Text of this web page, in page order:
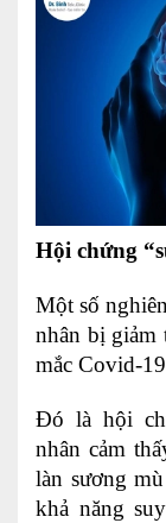
Các chuyên
Ngoại
Sản - Phụ
Da Liễu
Mắt
Răng Hàm
Vật lý trị
Xét nghiệm
Hội chứng
Một số
nhân bị giảm
mắc Covid-
Đó là hội
nhân cảm
làn sương
khả năng